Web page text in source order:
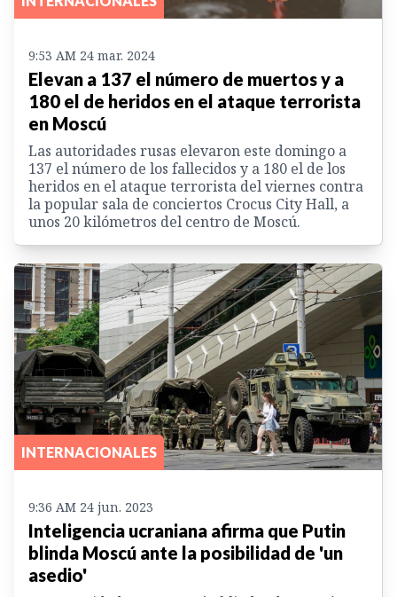
9:53 AM 24 mar. 2024
Elevan a 137 el número de muertos y a
180 el de heridos en el ataque terrorista
en Moscú
Las autoridades rusas elevaron este domingo a
137 el número de los fallecidos y a 180 el de los
heridos en el ataque terrorista del viernes contra
la popular sala de conciertos Crocus City Hall, a
unos 20 kilómetros del centro de Moscú.
INTERNACIONALES
9:36 AM 24 jun. 2023
Inteligencia ucraniana afirma que Putin
blinda Moscú ante la posibilidad de 'un
asedio'